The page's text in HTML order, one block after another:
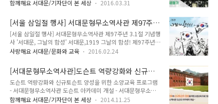
여름 09:30~18시, 겨울 17시까지 개방 하는데.. 광복절이라 사
같았는데, 이 날은 일찍이 개방을 했더라고요~!! 아주 일찍이 왔
더니 사..
메아리로 들려요. 서대문형무소 역사관에 여성독립운동가들의
불러보고 싶어요. '대한독립만세'를 외쳤던 여성독립운동가들
(사진출처 : 여성독립운동기념사업회)남자현, 윤희순, 이화림, 박
차정, 조신성, 김마리아, 박자혜, 안경신, 어윤희, 오광심, 정정화,
조마리아, 김 알렉산드리아, 차미리사, 유관순, 방순희, 이애라,
이효정, 황에스더, 권기옥, 최용신, 주세죽, 강주룡, 이병희, 유덕
보배, 이신도, 정형길·……'어머니! 존경합니다' 독립운동가 중에
수많은 여..
함께해요 서대문/기자단이 본 세상 2016.03.31
[서울 삼일절 행사] 서대문형무소역사관 제97주
년 3.1절 기념행사 '서대문, 1919 그날의 함성'
[서울 삼일절 행사] 서대문형무소역사관 제97주년 3.1절 기념행
사 '서대문, 그날의 함성' 서대문,1919 그날의 함성! 제97주년
3.1절을 맞이하여 우리나라 독립운동의 대표적인 현장인 서대문
으로 평화운동을 전개했던 선조들의 정신을 이어받아 그날의 아
픔과 감동을 생생하게 전달하는 3.1독립만세운동 거리행진과 대
동놀이가 펼쳐진답니다. 3월1일은 많은 분들과 함께 할 수 있도
록 서대문형무소역사관을 무료로 개방해요. 함께 해주실꺼죠? ::
서대문형무소역사관 제97주년 3.1절 기념행사 행 사 명 : 서대
사랑해요 서대문/문화와 교육 2016.02.24
[서대문형무소역사관]도슨트 역량강화와 신규토
슨트양성을 위한 아카데미에 참여하세요!
도슨트 역량강화와 신규토슨트 양성을 위한 소양교육 프로그램
- 서대문형무소역사관 도슨트 아카데미 개설 - 서대문형무소역
사관에서는 2014.11.25(화)~12.18(목) 오후 7시~10시까지 매
함께해요 서대문/기자단이 본 세상 2014.11.25